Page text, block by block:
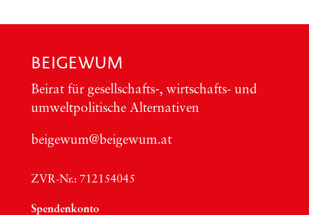
BEIGEWUM
Bei­rat für gesellschafts‑, wirt­schafts- und
umwelt­po­li­ti­sche Alter­na­ti­ven
beigewum@beigewum.at
ZVR-Nr.: 712154045
Spen­den­kon­to